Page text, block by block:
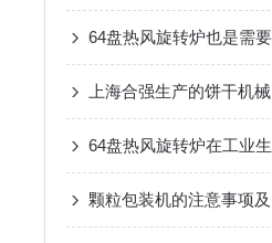
上海合强生产的饼干机械